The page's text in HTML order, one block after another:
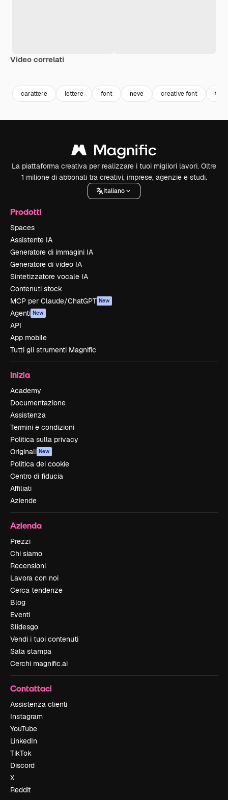
Video correlati
carattere lettere font neve creative font
La piattaforma creativa per realizzare i tuoi migliori lavori. Oltre
1 milione di abbonati tra creativi, imprese, agenzie e studi.
Italiano
Prodotti
Spaces
Assistente IA
Generatore di immagini IA
Generatore di video IA
Sintetizzatore vocale IA
Contenuti stock
MCP per Claude/ChatGPT New
Agenti New
API
App mobile
Tutti gli strumenti Magnific
Inizia
Academy
Documentazione
Assistenza
Termini e condizioni
Politica sulla privacy
Originali New
Politica dei cookie
Centro di fiducia
Affiliati
Aziende
Azienda
Prezzi
Chi siamo
Recensioni
Lavora con noi
Cerca tendenze
Blog
Eventi
Slidesgo
Vendi i tuoi contenuti
Sala stampa
Cerchi magnific.ai
Contattaci
Assistenza clienti
Instagram
YouTube
LinkedIn
TikTok
Discord
X
Reddit